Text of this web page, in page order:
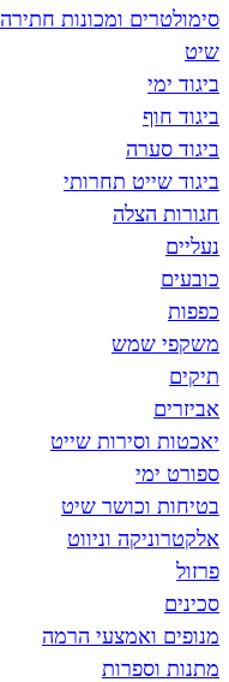
סימולטרים ומכונות חתירה
שיט
ביגוד ימי
ביגוד חוף
ביגוד סערה
ביגוד שייט תחרותי
חגורות הצלה
נעליים
כובעים
כפפות
משקפי שמש
תיקים
אביזרים
יאכטות וסירות שייט
ספורט ימי
בטיחות וכושר שיט
אלקטרוניקה וניווט
פרזול
סכינים
מנופים ואמצעי הרמה
מתנות וספרות